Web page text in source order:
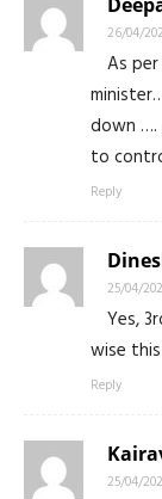
26/04/
As
down ….
to
Reply
25/04/
Yes,
wise
Reply
25/04/